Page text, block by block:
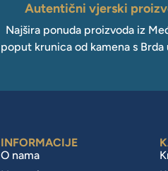
Autentični vjerski
Najšira ponuda proizvoda iz
poput krunica od kamena s Brda
INFORMACIJE
O nama